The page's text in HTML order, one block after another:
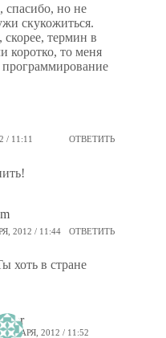
спасибо, но не
скукожиться.
термин в
коротко, то меня
программирование
/ 11:11 ОТВЕТИТЬ
2012 / 11:44 ОТВЕТИТЬ
хоть в стране
ЯНВАРЯ, 2012 / 11:52